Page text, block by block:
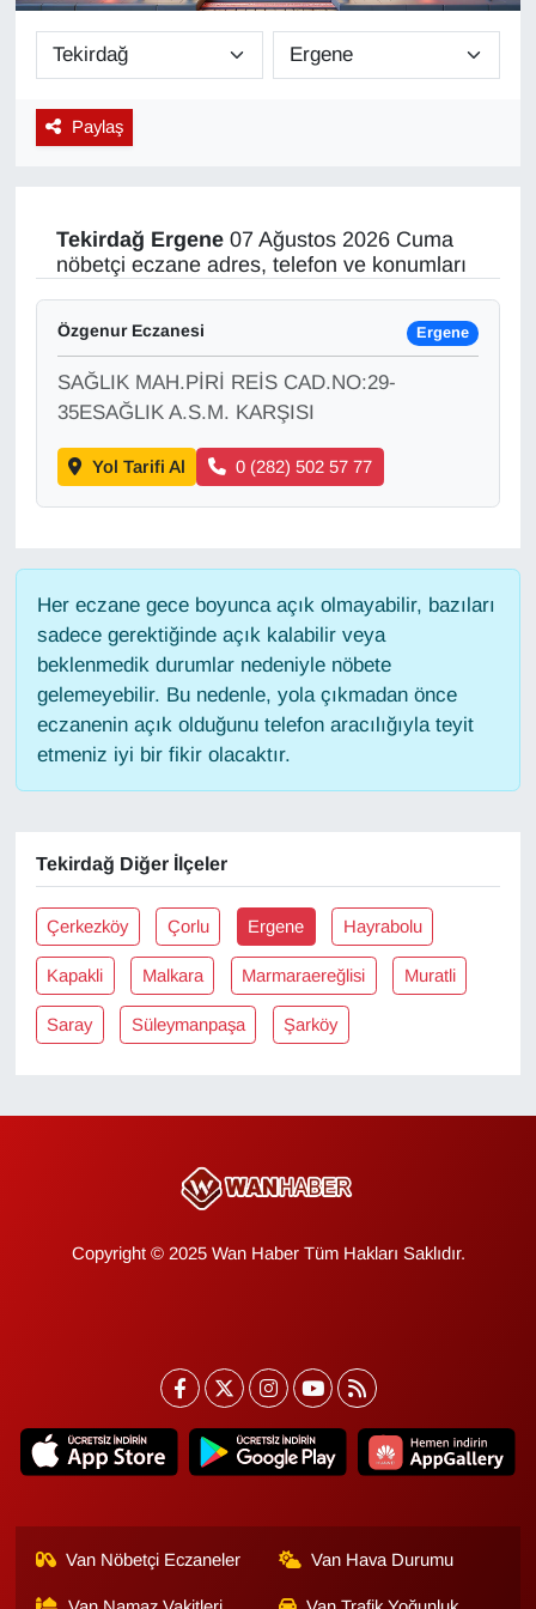
Paylaş
Tekirdağ Ergene07 Ağustos 2026 Cuma
nöbetçi eczane adres, telefon ve konumları
Özgenur Eczanesi Ergene
SAĞLIK MAH.PİRİ REİS CAD.NO:29-
35ESAĞLIK A.S.M. KARŞISI
Yol Tarifi Al 0 (282) 502 57 77
Her eczane gece boyunca açık olmayabilir, bazıları
sadece gerektiğinde açık kalabilir veya
beklenmedik durumlar nedeniyle nöbete
gelemeyebilir. Bu nedenle, yola çıkmadan önce
eczanenin açık olduğunu telefon aracılığıyla teyit
etmeniz iyi bir fikir olacaktır.
Tekirdağ Diğer İlçeler
Çerkezköy Çorlu Ergene Hayrabolu
Kapakli Malkara Marmaraereğlisi Muratli
Saray Süleymanpaşa Şarköy
Copyright © 2025 Wan Haber Tüm Hakları Saklıdır.
Van Nöbetçi Eczaneler Van Hava Durumu
Diğer
DÜNYA
EKONOMİ
Eleman
Emlak
En çok konuşulanlar
GENEL
Haber
HABERDE İNSAN
Kim Kimdir?
Kültür & Sanat
ONE EKONOMİ
Resmi İlanlar
RÖPORTAJ
Seri İlan